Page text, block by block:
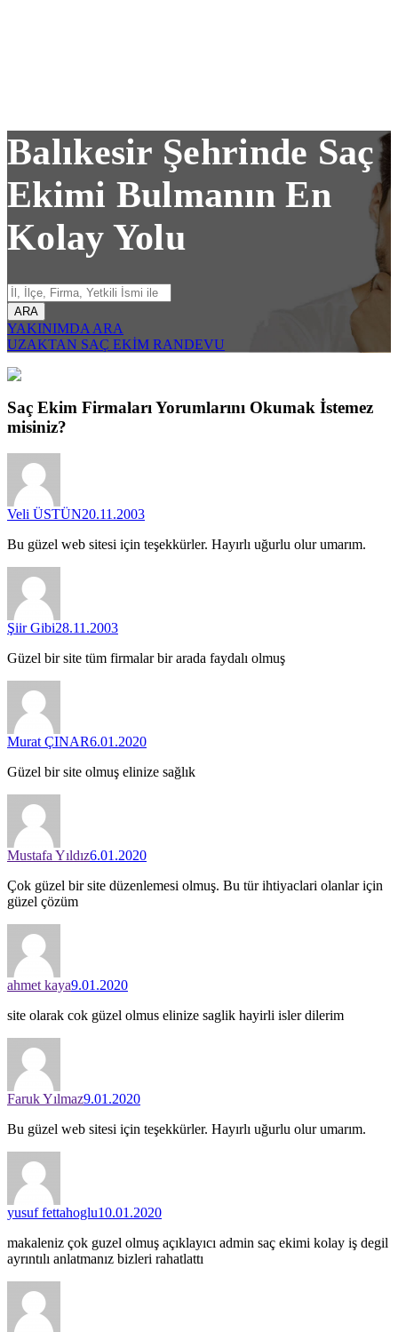
Balıkesir Şehrinde Saç
Ekimi Bulmanın En
Kolay Yolu
ARA
YAKINIMDA ARA
UZAKTAN SAÇ EKİM RANDEVU
Saç Ekim Firmaları Yorumlarını Okumak İstemez
misiniz?
Veli ÜSTÜN20.11.2003
Bu güzel web sitesi için teşekkürler. Hayırlı uğurlu olur umarım.
Şiir Gibi28.11.2003
Güzel bir site tüm firmalar bir arada faydalı olmuş
Murat ÇINAR6.01.2020
Güzel bir site olmuş elinize sağlık
Mustafa Yıldız6.01.2020
Çok güzel bir site düzenlemesi olmuş. Bu tür ihtiyaclari olanlar için
güzel çözüm
ahmet kaya9.01.2020
site olarak cok güzel olmus elinize saglik hayirli isler dilerim
Faruk Yılmaz9.01.2020
Bu güzel web sitesi için teşekkürler. Hayırlı uğurlu olur umarım.
yusuf fettahoglu10.01.2020
makaleniz çok guzel olmuş açıklayıcı admin saç ekimi kolay iş degil
ayrıntılı anlatmanız bizleri rahatlattı